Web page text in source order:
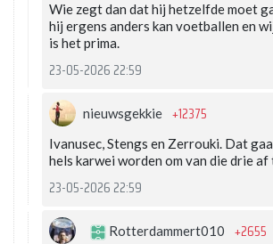
Wie zegt dan dat hij hetzelfde moet
hij ergens anders kan voetballen en
is het prima.
23-05-2026 22:59
nieuwsgekkie +12375
Ivanusec, Stengs en Zerrouki. Dat
hels karwei worden om van die drie af
23-05-2026 22:59
Rotterdammert010 +2655